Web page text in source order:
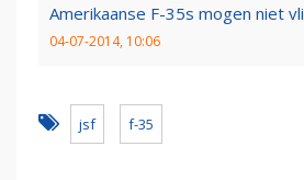
Amerikaanse F-35s mogen niet
04-07-2014, 10:06
jsf f-35